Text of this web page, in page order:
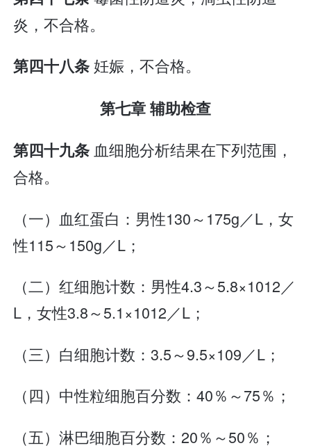
炎，不合格。
第四十八条妊娠，不合格。
第七章 辅助检查
第四十九条血细胞分析结果在下列范围，
合格。
（一）血红蛋白：男性130～175g／L，女
性115～150g／L；
（二）红细胞计数：男性4.3～5.8×1012／
L，女性3.8～5.1×1012／L；
（三）白细胞计数：3.5～9.5×109／L；
（四）中性粒细胞百分数：40％～75％；
（五）淋巴细胞百分数：20％～50％；